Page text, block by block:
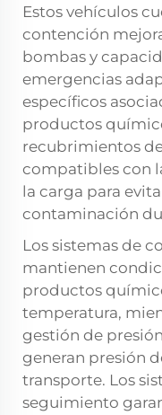
Estos vehículos
contención
bombas y
emergencias
específicos
productos
recubrimientos
compatibles con
la carga para
contaminación
Los sistemas de
mantienen
productos
temperatura,
gestión de
generan presión
transporte. Los
seguimiento